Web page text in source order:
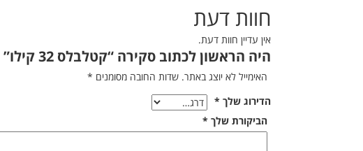
חוות דעת
אין עדיין חוות דעת.
היה הראשון לכתוב סקירה “קטלבלס 32 קילו”
האימייל לא יוצג באתר. שדות החובה מסומנים *
הדירוג שלך *
הביקורת שלך *